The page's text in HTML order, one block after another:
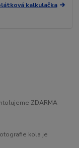
kalkulačka
ZDARMA
kola je